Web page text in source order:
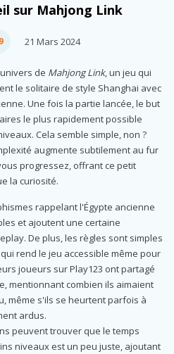
sur Mahjong Link
21 Mars 2024
de Mahjong Link, un jeu qui
le solitaire de style Shanghai avec
Une fois la partie lancée, le but
le plus rapidement possible
Cela semble simple, non ?
augmente subtilement au fur
progressez, offrant ce petit
la curiosité.
rappelant l'Égypte ancienne
et ajoutent une certaine
De plus, les règles sont simples
rend le jeu accessible même pour
joueurs sur Play123 ont partagé
mentionnant combien ils aimaient
même s'ils se heurtent parfois à
ardus.
peuvent trouver que le temps
niveaux est un peu juste, ajoutant